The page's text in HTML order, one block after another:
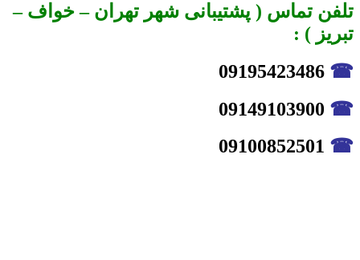
تلفن تماس ( پشتیبانی شهر تهران – خواف –
تبریز ) :
☎
☎
☎